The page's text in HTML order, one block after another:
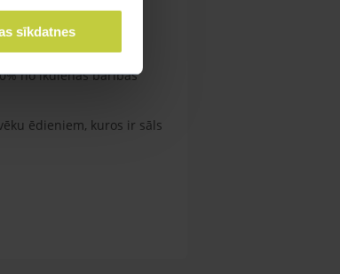
sīkdatnes
melonēm, mango,
no ikdienas barības
ēdieniem, kuros ir sāls